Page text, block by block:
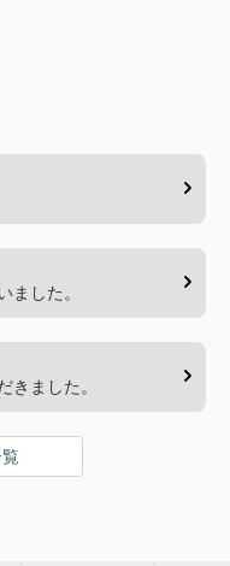
ました。
きました。